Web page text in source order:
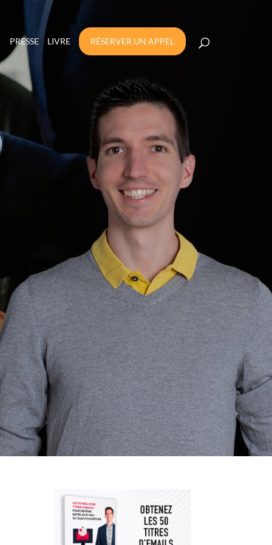
PRESSE LIVRE RÉSERVER UN APPEL
DE